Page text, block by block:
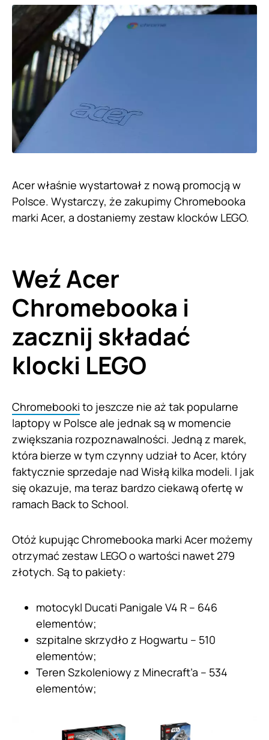
Acer właśnie wystartował z nową promocją w
Polsce. Wystarczy, że zakupimy Chromebooka
marki Acer, a dostaniemy zestaw klocków LEGO.
Weź Acer
Chromebooka i
zacznij składać
klocki LEGO
Chromebooki to jeszcze nie aż tak popularne
laptopy w Polsce ale jednak są w momencie
zwiększania rozpoznawalności. Jedną z marek,
która bierze w tym czynny udział to Acer, który
faktycznie sprzedaje nad Wisłą kilka modeli. I jak
się okazuje, ma teraz bardzo ciekawą ofertę w
ramach Back to School.
Otóż kupując Chromebooka marki Acer możemy
otrzymać zestaw LEGO o wartości nawet 279
złotych. Są to pakiety:
motocykl Ducati Panigale V4 R – 646
elementów;
szpitalne skrzydło z Hogwartu – 510
elementów;
Teren Szkoleniowy z Minecraft’a – 534
elementów;